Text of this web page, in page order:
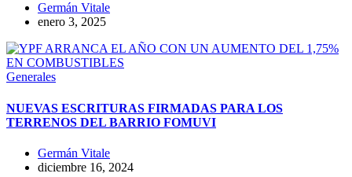
Germán Vitale
enero 3, 2025
Generales
NUEVAS ESCRITURAS FIRMADAS PARA LOS
TERRENOS DEL BARRIO FOMUVI
Germán Vitale
diciembre 16, 2024